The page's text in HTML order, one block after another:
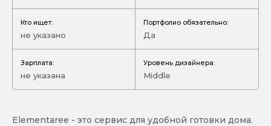
Кто ищет:
не указано
Портфолио обязательно:
Да
Зарплата:
не указана
Уровень дизайнера:
Middle
Elementaree - это сервис для удобной готовки дома.